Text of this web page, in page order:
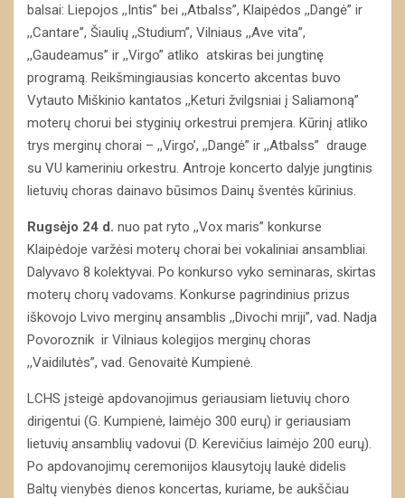
balsai: Liepojos ,,Intis” bei ,,Atbalss”, Klaipėdos ,,Dangė” ir
,,Cantare”, Šiaulių ,,Studium”, Vilniaus ,,Ave vita”,
,,Gaudeamus” ir ,,Virgo” atliko atskiras bei jungtinę
programą. Reikšmingiausias koncerto akcentas buvo
Vytauto Miškinio kantatos ,,Keturi žvilgsniai į Saliamoną”
moterų chorui bei styginių orkestrui premjera. Kūrinį atliko
trys merginų chorai – ,,Virgo’, ,,Dangė” ir ,,Atbalss” drauge
su VU kameriniu orkestru. Antroje koncerto dalyje jungtinis
lietuvių choras dainavo būsimos Dainų šventės kūrinius.
Rugsėjo 24 d. nuo pat ryto ,,Vox maris” konkurse
Klaipėdoje varžėsi moterų chorai bei vokaliniai ansambliai.
Dalyvavo 8 kolektyvai. Po konkurso vyko seminaras, skirtas
moterų chorų vadovams. Konkurse pagrindinius prizus
iškovojo Lvivo merginų ansamblis ,,Divochi mriji”, vad. Nadja
Povoroznik ir Vilniaus kolegijos merginų choras
,,Vaidilutės”, vad. Genovaitė Kumpienė.
LCHS įsteigė apdovanojimus geriausiam lietuvių choro
dirigentui (G. Kumpienė, laimėjo 300 eurų) ir geriausiam
lietuvių ansamblių vadovui (D. Kerevičius laimėjo 200 eurų).
Po apdovanojimų ceremonijos klausytojų laukė didelis
Baltų vienybės dienos koncertas, kuriame, be aukščiau